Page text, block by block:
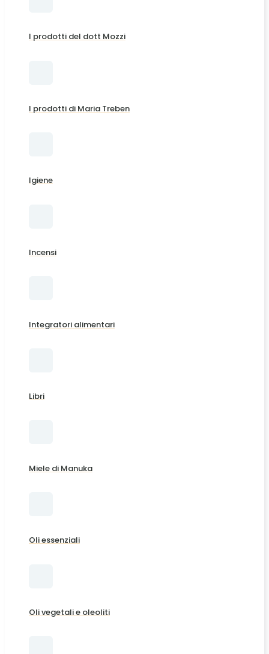
I prodotti del dott Mozzi
I prodotti di Maria Treben
Igiene
Incensi
Integratori alimentari
Libri
Miele di Manuka
Oli essenziali
Oli vegetali e oleoliti